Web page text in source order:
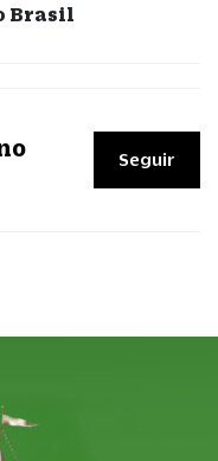
Brasil
Seguir